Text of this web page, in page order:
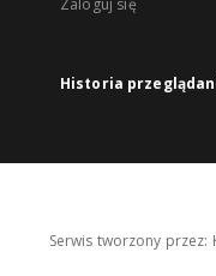
Zaloguj się
Historia
Serwis tworzony przez: